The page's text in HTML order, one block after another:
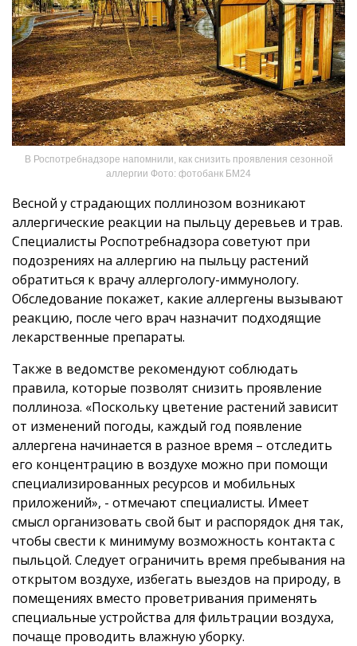
В Роспотребнадзоре напомнили, как снизить проявления сезонной
аллергии Фото: фотобанк БМ24
Весной у страдающих поллинозом возникают
аллергические реакции на пыльцу деревьев и трав.
Специалисты Роспотребнадзора советуют при
подозрениях на аллергию на пыльцу растений
обратиться к врачу аллергологу-иммунологу.
Обследование покажет, какие аллергены вызывают
реакцию, после чего врач назначит подходящие
лекарственные препараты.
Также в ведомстве рекомендуют соблюдать
правила, которые позволят снизить проявление
поллиноза. «Поскольку цветение растений зависит
от изменений погоды, каждый год появление
аллергена начинается в разное время – отследить
его концентрацию в воздухе можно при помощи
специализированных ресурсов и мобильных
приложений», - отмечают специалисты. Имеет
смысл организовать свой быт и распорядок дня так,
чтобы свести к минимуму возможность контакта с
пыльцой. Следует ограничить время пребывания на
открытом воздухе, избегать выездов на природу, в
помещениях вместо проветривания применять
специальные устройства для фильтрации воздуха,
почаще проводить влажную уборку.